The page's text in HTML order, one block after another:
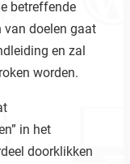
betreffende
van doelen gaat
en zal
worden.
in het
doorklikken